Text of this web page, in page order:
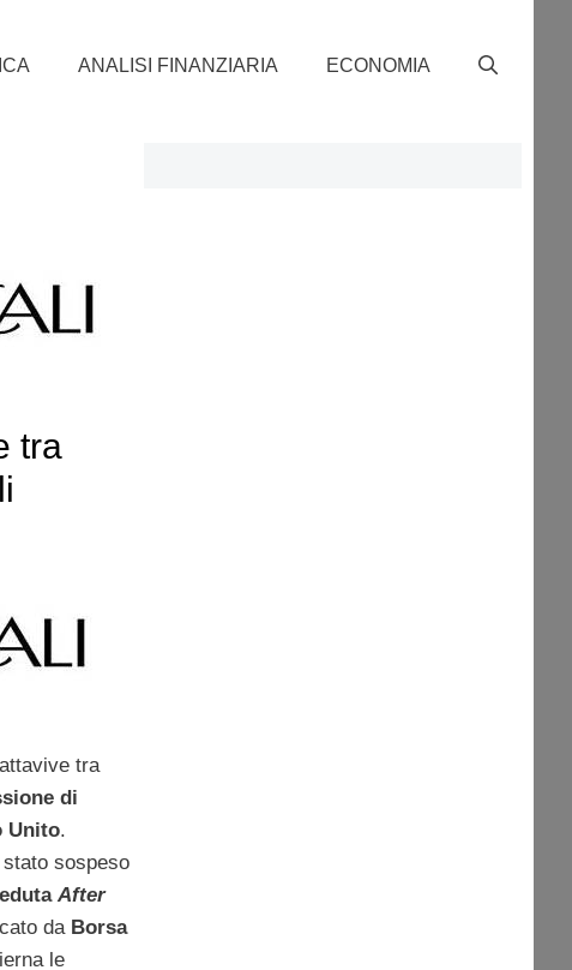
ANALISI FINANZIARIA ECONOMIA
tra
tra
di
Unito.
sospeso
After
da Borsa
le